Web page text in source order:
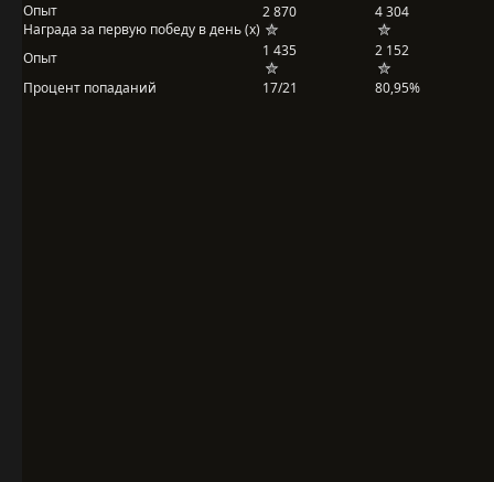
Опыт
Награда за первую победу в день (x)
2 870 4 304
Опыт 1 435
2 152
Процент попаданий
17/21 80,95%